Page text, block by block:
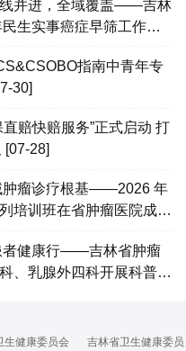
线并进，全域覆盖——吉林
生实事癌症早筛工作
指南中青年专
30]
赔快赔服务”正式启动 打
[07-28]
肿瘤诊疗根基——2026 年
培训班在省肿瘤医院成功
者健康行——吉林省肿瘤
、乳腺外四科开展科普患
生健康委员会 吉林省卫生健康委员